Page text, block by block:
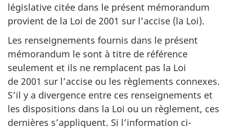
législative citée dans le présent mémorandum
provient de la Loi de 2001 sur l’accise (la Loi).
Les renseignements fournis dans le présent
mémorandum le sont à titre de référence
seulement et ils ne remplacent pas la Loi
de 2001 sur l’accise ou les règlements connexes.
S’il y a divergence entre ces renseignements et
les dispositions dans la Loi ou un règlement, ces
dernières s’appliquent. Si l’information ci-